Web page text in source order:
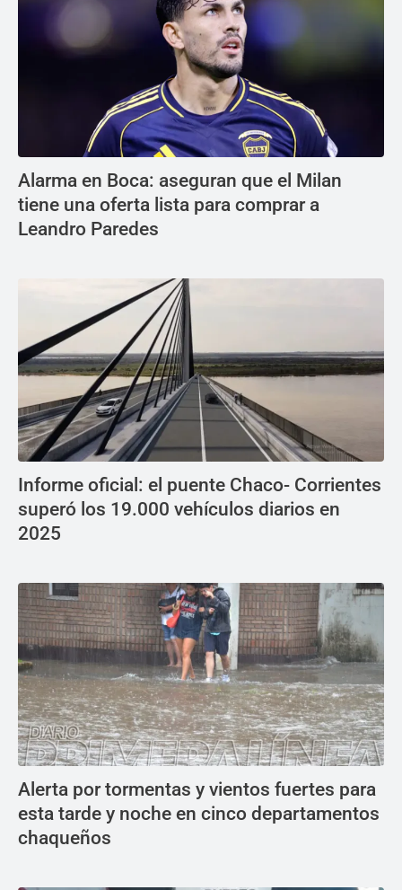
Alarma en Boca: aseguran que el Milan
tiene una oferta lista para comprar a
Leandro Paredes
Informe oficial: el puente Chaco- Corrientes
superó los 19.000 vehículos diarios en
2025
Alerta por tormentas y vientos fuertes para
esta tarde y noche en cinco departamentos
chaqueños